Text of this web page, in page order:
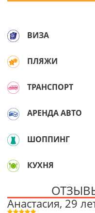
ВИЗА
ПЛЯЖИ
ТРАНСПОРТ
АРЕНДА АВТО
ШОППИНГ
КУХНЯ
Анастасия, 29